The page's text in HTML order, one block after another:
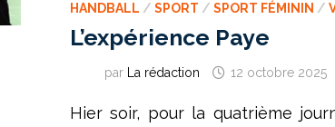
HANDBALL / SPORT / SPORT FÉMININ /
L’expérience Paye
par La rédaction 12 octobre 2025
Hier soir, pour la quatrième